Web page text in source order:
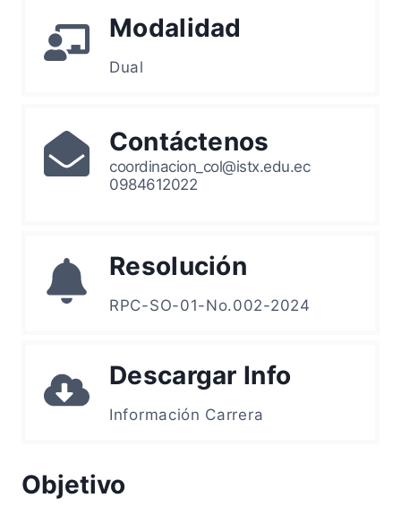
Modalidad
Dual
Contáctenos
coordinacion_col@istx.edu.ec
0984612022
Resolución
RPC-SO-01-No.002-2024
Descargar Info
Información Carrera
Objetivo